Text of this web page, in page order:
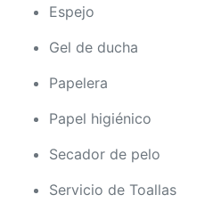
Espejo
Gel de ducha
Papelera
Papel higiénico
Secador de pelo
Servicio de Toallas